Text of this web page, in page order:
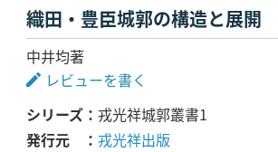
織田・豊臣城郭の構造と展
中井均著
レビューを書く
シリーズ
戎光祥城郭叢書1
発行元
戎光祥出版